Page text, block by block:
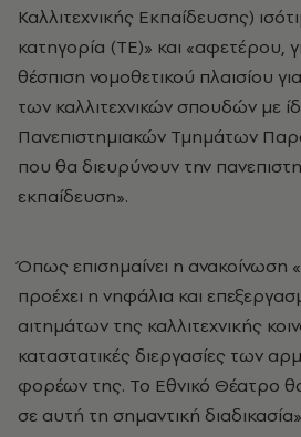
Καλλιτεχνικής Εκπαίδευσης)
κατηγορία (ΤΕ)» και «αφετέρου,
θέσπιση νομοθετικού πλαισίου
των καλλιτεχνικών σπουδών με
Πανεπιστημιακών Τμημάτων
που θα διευρύνουν την
εκπαίδευση».
Όπως επισημαίνει η ανακοίνωση
προέχει η νηφάλια και
αιτημάτων της καλλιτεχνικής
καταστατικές διεργασίες των
φορέων της. Το Εθνικό Θέατρο
σε αυτή τη σημαντική